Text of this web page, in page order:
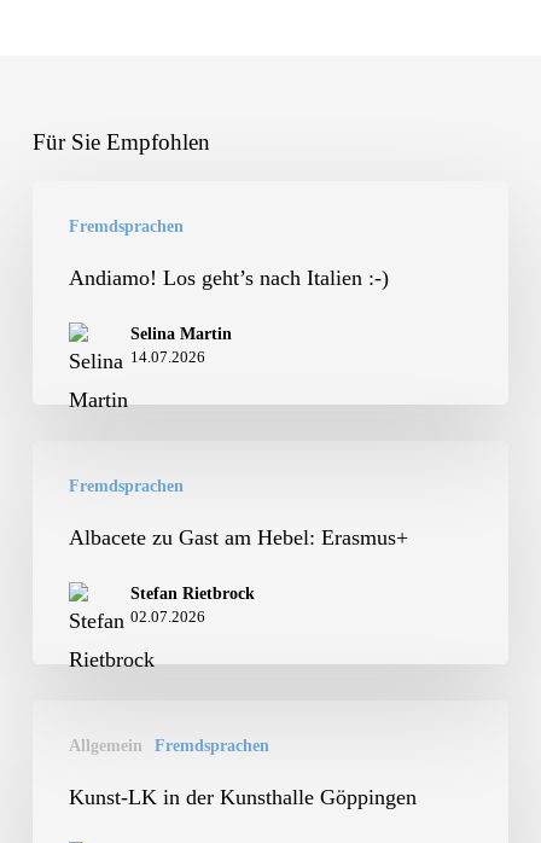
Für Sie Empfohlen
Fremdsprachen
geht’s
Italien
Andiamo! Los geht’s nach Italien :-)
Selina Martin
14.07.2026
Fremdsprachen
Gast
Hebel:
Erasmus+
Albacete zu Gast am Hebel: Erasmus+
Stefan Rietbrock
02.07.2026
Allgemein Fremdsprachen
Kunst-LK in der Kunsthalle Göppingen